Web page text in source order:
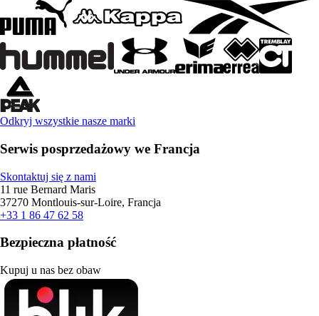
Odkryj wszystkie nasze marki
Serwis posprzedażowy we Francja
Skontaktuj się z nami
11 rue Bernard Maris
37270 Montlouis-sur-Loire, Francja
+33 1 86 47 62 58
Bezpieczna płatność
Kupuj u nas bez obaw